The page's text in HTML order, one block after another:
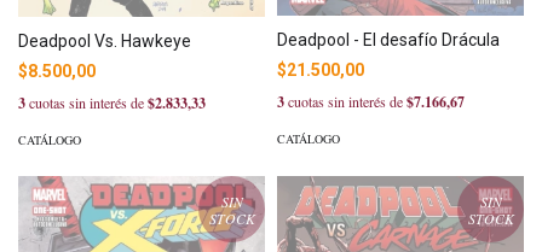
Deadpool Vs. Hawkeye
$8.500,00
3cuotas sin interés de$2.833,33
CATÁLOGO
Deadpool - El desafío Drácula
$21.500,00
3cuotas sin interés de$7.166,67
CATÁLOGO
SIN
STOCK
SIN
STOCK